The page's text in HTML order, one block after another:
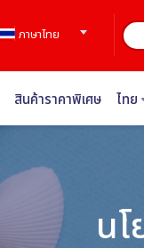
ภาษาไทย
สินค้าราคาพิเศษ ไทย
น